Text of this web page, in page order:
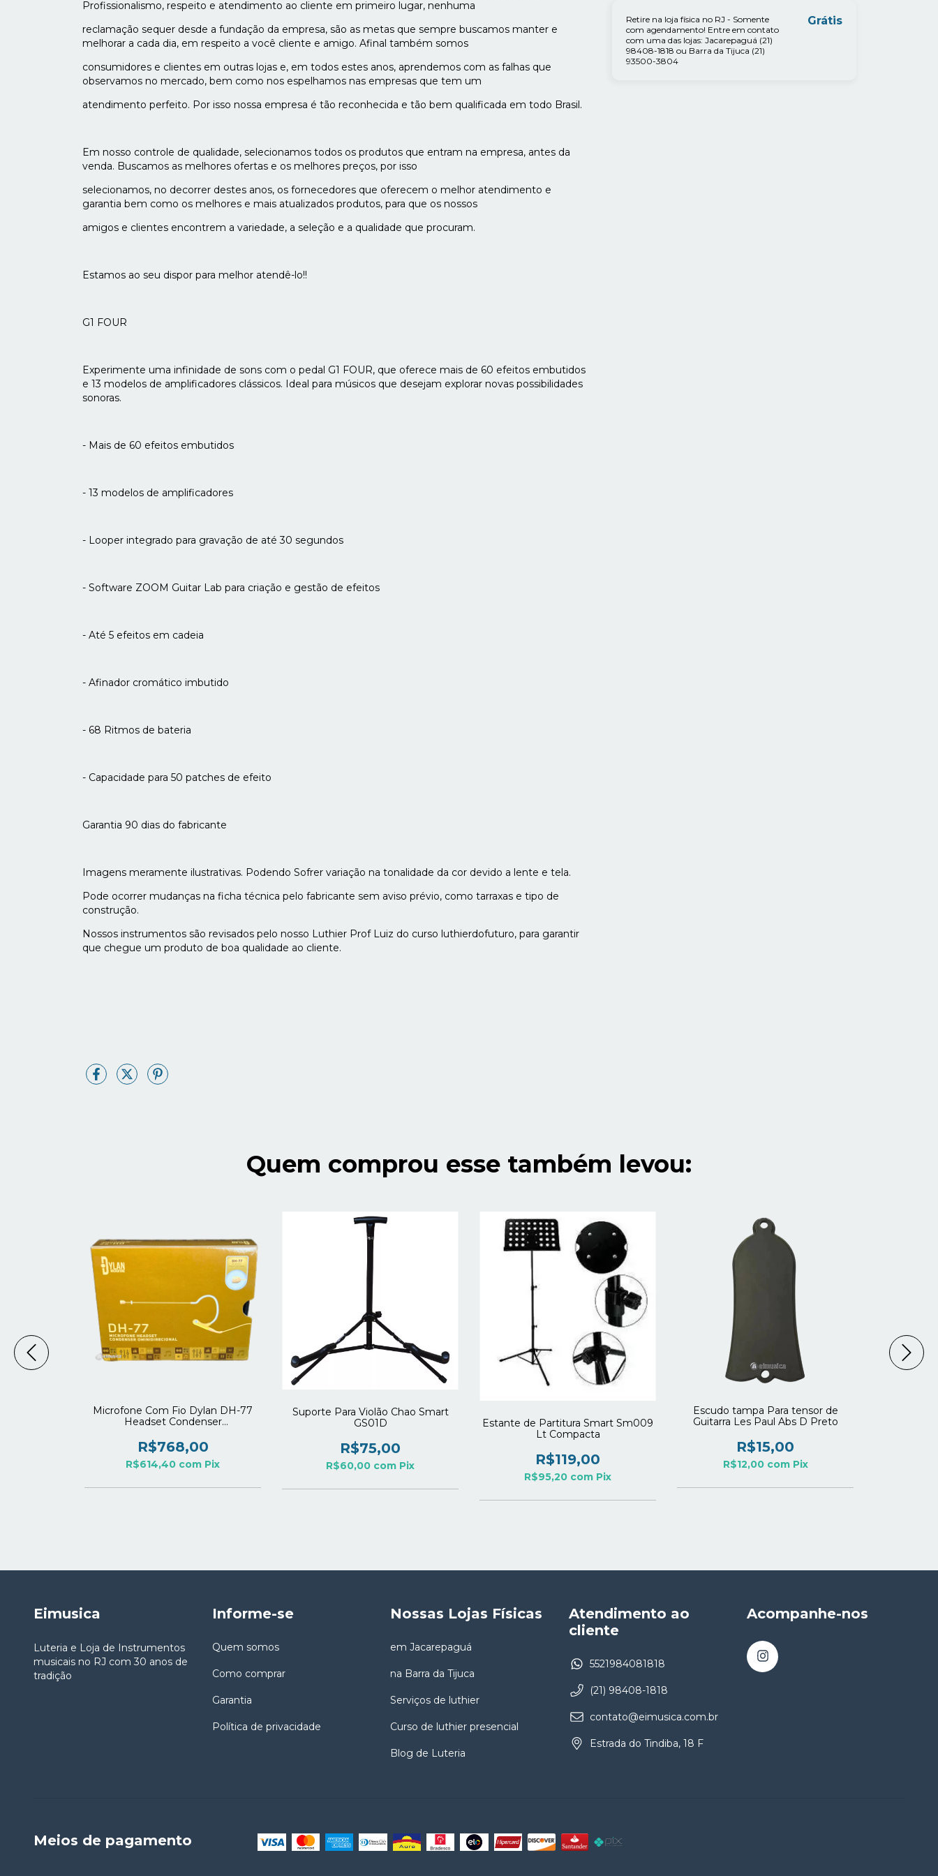
Profissionalismo, respeito e atendimento ao cliente em primeiro lugar, nenhuma
reclamação sequer desde a fundação da empresa, são as metas que sempre buscamos manter e
melhorar a cada dia, em respeito a você cliente e amigo. Afinal também somos
consumidores e clientes em outras lojas e, em todos estes anos, aprendemos com as falhas que
observamos no mercado, bem como nos espelhamos nas empresas que tem um
atendimento perfeito. Por isso nossa empresa é tão reconhecida e tão bem qualificada em todo Brasil.
Em nosso controle de qualidade, selecionamos todos os produtos que entram na empresa, antes da
venda. Buscamos as melhores ofertas e os melhores preços, por isso
selecionamos, no decorrer destes anos, os fornecedores que oferecem o melhor atendimento e
garantia bem como os melhores e mais atualizados produtos, para que os nossos
amigos e clientes encontrem a variedade, a seleção e a qualidade que procuram.
Estamos ao seu dispor para melhor atendê-lo!!
G1 FOUR
Experimente uma infinidade de sons com o pedal G1 FOUR, que oferece mais de 60 efeitos embutidos
e 13 modelos de amplificadores clássicos. Ideal para músicos que desejam explorar novas possibilidades
sonoras.
- Mais de 60 efeitos embutidos
- 13 modelos de amplificadores
- Looper integrado para gravação de até 30 segundos
- Software ZOOM Guitar Lab para criação e gestão de efeitos
- Até 5 efeitos em cadeia
- Afinador cromático imbutido
- 68 Ritmos de bateria
- Capacidade para 50 patches de efeito
Garantia 90 dias do fabricante
Imagens meramente ilustrativas. Podendo Sofrer variação na tonalidade da cor devido a lente e tela.
Pode ocorrer mudanças na ficha técnica pelo fabricante sem aviso prévio, como tarraxas e tipo de
construção.
Nossos instrumentos são revisados pelo nosso Luthier Prof Luiz do curso luthierdofuturo, para garantir
que chegue um produto de boa qualidade ao cliente.
Retire na loja física no RJ - Somente
com agendamento! Entre em contato
com uma das lojas: Jacarepaguá (21)
98408-1818 ou Barra da Tijuca (21)
93500-3804
Grátis
Quem comprou esse também levou:
Microfone Com Fio Dylan DH-77
Headset Condenser
R$768,00
R$614,40 com Pix
Suporte Para Violão Chao Smart
GS01D
R$75,00
R$60,00 com Pix
Estante de Partitura Smart Sm009
Lt Compacta
R$119,00
R$95,20 com Pix
Escudo tampa Para tensor de
Guitarra Les Paul Abs D Preto
R$15,00
R$12,00 com Pix
Eimusica
Luteria e Loja de Instrumentos
musicais no RJ com 30 anos de
tradição
Informe-se
Quem somos
Como comprar
Garantia
Política de privacidade
Nossas Lojas Físicas
em Jacarepaguá
na Barra da Tijuca
Serviços de luthier
Curso de luthier presencial
Blog de Luteria
Atendimento ao
cliente
5521984081818
(21) 98408-1818
contato@eimusica.com.br
Estrada do Tindiba, 18 F
Acompanhe-nos
Meios de pagamento